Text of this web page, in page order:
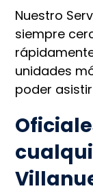
Nuestro
siempre
unidades
poder